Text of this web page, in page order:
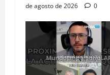
de agosto de 2026
0